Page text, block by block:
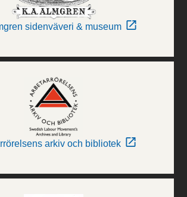
sidenväveri & museum
arkiv och bibliotek